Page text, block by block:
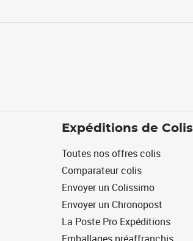
Expéditions de Colis
Toutes nos offres colis
Comparateur colis
Envoyer un Colissimo
Envoyer un Chronopost
La Poste Pro Expéditions